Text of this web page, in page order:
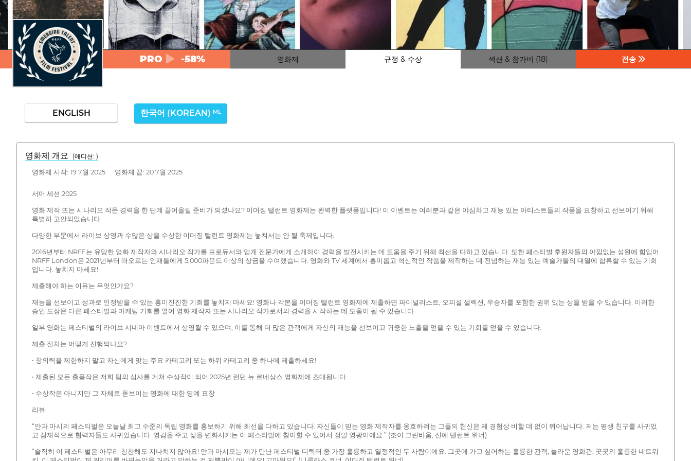
PRO -58% 영화제 규정 & 수상 섹션 & 참가비 (18) 전송
ENGLISH 한국어 (KOREAN) ML
영화제 개요 (에디션: )
영화제 시작: 19 7월 2025 영화제 끝: 20 7월 2025
서머 세션 2025
영화 제작 또는 시나리오 작문 경력을 한 단계 끌어올릴 준비가 되셨나요? 이머징 탤런트 영화제는 완벽한 플랫폼입니다! 이 이벤트는 여러분과 같은 야심차고 재능 있는 아티스트들의 작품을 표창하고 선보이기 위해
특별히 고안되었습니다.
다양한 부문에서 라이브 상영과 수많은 상을 수상한 이머징 탤런트 영화제는 놓쳐서는 안 될 축제입니다.
2016년부터 NRFF는 유망한 영화 제작자와 시나리오 작가를 프로듀서와 업계 전문가에게 소개하여 경력을 발전시키는 데 도움을 주기 위해 최선을 다하고 있습니다. 또한 페스티벌 후원자들의 아낌없는 성원에 힘입어
NRFF London은 2021년부터 떠오르는 인재들에게 5,000파운드 이상의 상금을 수여했습니다. 영화와 TV 세계에서 흥미롭고 혁신적인 작품을 제작하는 데 전념하는 재능 있는 예술가들의 대열에 합류할 수 있는 기회
입니다. 놓치지 마세요!
제출해야 하는 이유는 무엇인가요?
재능을 선보이고 성과로 인정받을 수 있는 흥미진진한 기회를 놓치지 마세요! 영화나 각본을 이머징 탤런트 영화제에 제출하면 파이널리스트, 오피셜 셀렉션, 우승자를 포함한 권위 있는 상을 받을 수 있습니다. 이러한
승인 도장은 다른 페스티벌과 마케팅 기회를 열어 영화 제작자 또는 시나리오 작가로서의 경력을 시작하는 데 도움이 될 수 있습니다.
일부 영화는 페스티벌의 라이브 시네마 이벤트에서 상영될 수 있으며, 이를 통해 더 많은 관객에게 자신의 재능을 선보이고 귀중한 노출을 얻을 수 있는 기회를 얻을 수 있습니다.
제출 절차는 어떻게 진행되나요?
• 창의력을 제한하지 말고 자신에게 맞는 주요 카테고리 또는 하위 카테고리 중 하나에 제출하세요!
• 제출된 모든 출품작은 저희 팀의 심사를 거쳐 수상작이 되어 2025년 런던 뉴 르네상스 영화제에 초대됩니다.
• 수상작은 아니지만 그 자체로 돋보이는 영화에 대한 영예 표창
리뷰:
“얀과 마시의 페스티벌은 오늘날 최고 수준의 독립 영화를 홍보하기 위해 최선을 다하고 있습니다. 자신들이 믿는 영화 제작자를 옹호하려는 그들의 헌신은 제 경험상 비할 데 없이 뛰어납니다. 저는 평생 친구를 사귀었
고 잠재적으로 협력자들도 사귀었습니다. 영감을 주고 삶을 변화시키는 이 페스티벌에 참여할 수 있어서 정말 영광이에요.” (조이 그린바움, 신예 탤런트 위너)
“솔직히 이 페스티벌은 아무리 칭찬해도 지나치지 않아요! 얀과 마시모는 제가 만난 페스티벌 디렉터 중 가장 훌륭하고 열정적인 두 사람이에요. 그곳에 가고 싶어하는 훌륭한 관객, 놀라운 영화관, 곳곳의 훌륭한 네트워